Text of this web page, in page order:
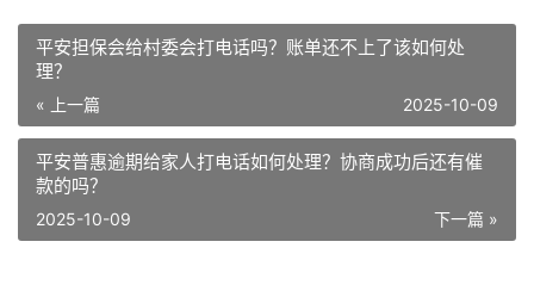
平安担保会给村委会打电话吗？账单还不上了该如何处
理？
« 上一篇 2025-10-09
平安普惠逾期给家人打电话如何处理？协商成功后还有催
款的吗？
下一篇 »
2025-10-09